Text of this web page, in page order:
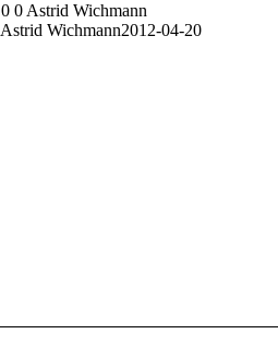
0 0 Astrid Wichmann
Astrid Wichmann2012-04-20